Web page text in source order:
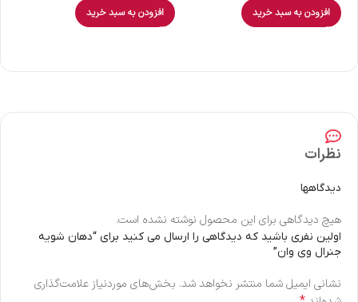
افزودن به سبد خرید افزودن به سبد خرید
نظرات
دیدگاهها
هیچ دیدگاهی برای این محصول نوشته نشده است.
اولین نفری باشید که دیدگاهی را ارسال می کنید برای “دهان شویه
جنرال وی وان”
نشانی ایمیل شما منتشر نخواهد شد. بخش‌های موردنیاز علامت‌گذاری